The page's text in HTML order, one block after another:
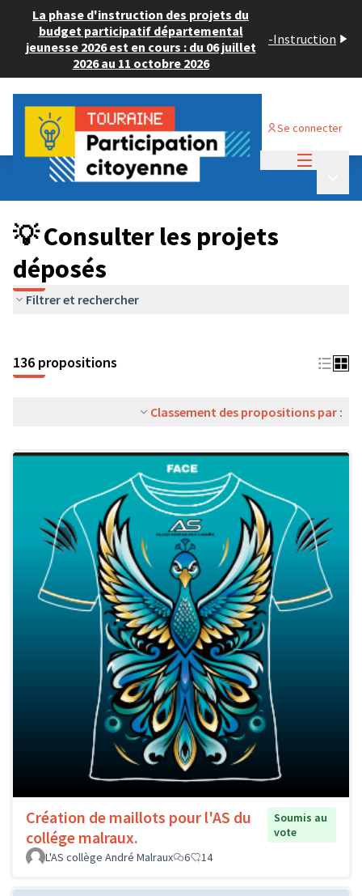
La phase d'instruction des projets du
budget participatif départemental
jeunesse 2026 est en cours : du 06 juillet
2026 au 11 octobre 2026
-Instruction
Se connecter
Budget Participatif JEUNESSE 2024
💡 Consulter les projets déposés
💡 Consulter les projets
déposés
Filtrer et rechercher
136 propositions
Classement des propositions par :
Création de maillots pour l'AS du
collége malraux.
Soumis au
vote
L'AS collège André Malraux
6 14